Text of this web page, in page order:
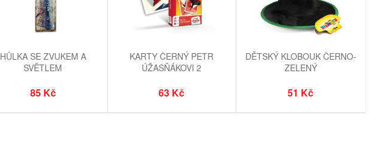
HŮLKA SE ZVUKEM A
SVĚTLEM
85 Kč
KARTY ČERNÝ PETR
ÚŽASŇÁKOVI 2
63 Kč
DĚTSKÝ KLOBOUK ČERNO-
ZELENÝ
51 Kč